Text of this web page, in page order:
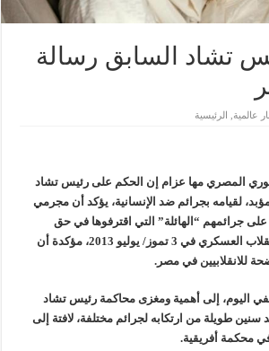
تشاد السابق رسالة
عالمية الرئيسية
المصري مها عزام إن الحكم على رئيس تشاد
لقيامه بجرائم ضد الإنسانية، يؤكد أن مجرمي
جرائمهم “الهائلة” التي اقترفوها في حق
الشعب المصري منذ الانقلاب العسكري في 3 تموز/ يوليو 2013، مؤكدة أن
للانقلابيين في مصر.
اليوم، إلى أهمية ومغزى محاكمة رئيس تشاد
سنين طويلة من ارتكابه لجرائم مختلفة، لافتة إلى
محكمة أفريقية.